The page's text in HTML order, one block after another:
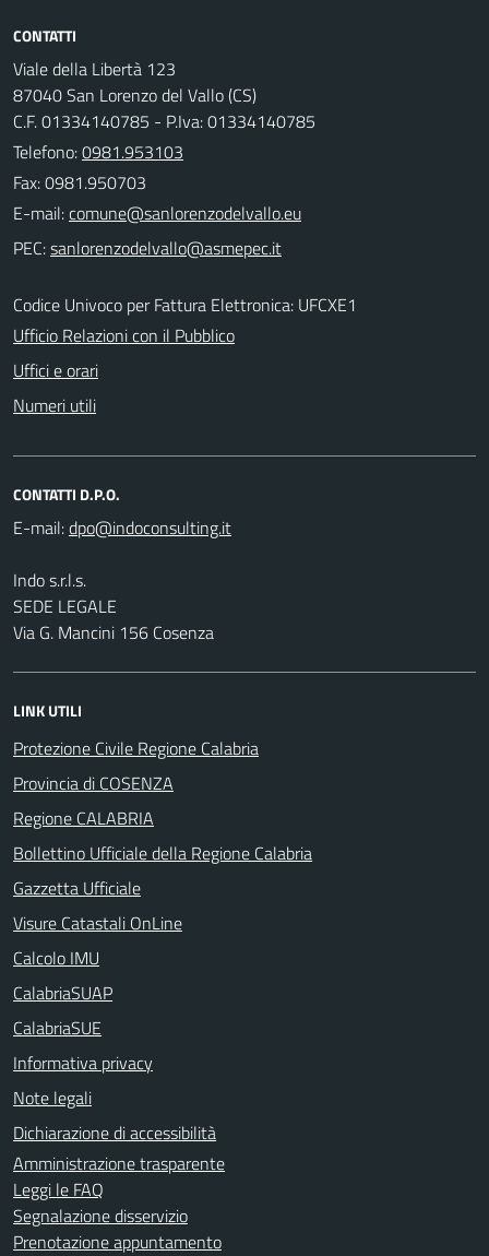
CONTATTI
Viale della Libertà 123
87040 San Lorenzo del Vallo (CS)
C.F. 01334140785 - P.Iva: 01334140785
Telefono:0981.953103
Fax: 0981.950703
E-mail:
PEC:
Codice Univoco per Fattura Elettronica: UFCXE1
Ufficio Relazioni con il Pubblico
Uffici e orari
Numeri utili
CONTATTI D.P.O.
E-mail:
Indo s.r.l.s.
SEDE LEGALE
Via G. Mancini 156 Cosenza
LINK UTILI
Protezione Civile Regione Calabria
Provincia di COSENZA
Regione CALABRIA
Bollettino Ufficiale della Regione Calabria
Gazzetta Ufficiale
Visure Catastali OnLine
Calcolo IMU
CalabriaSUAP
CalabriaSUE
Informativa privacy
Note legali
Dichiarazione di accessibilità
Amministrazione trasparente
Leggi le FAQ
Segnalazione disservizio
Prenotazione appuntamento